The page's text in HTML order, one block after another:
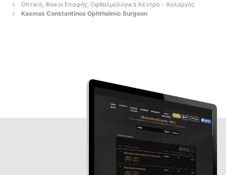
Οπτικά, Φακοί Επαφής, Οφθαλμολογικά Κέντρα - Χολαργός
Kasmas Constantinos Ophthalmic Surgeon